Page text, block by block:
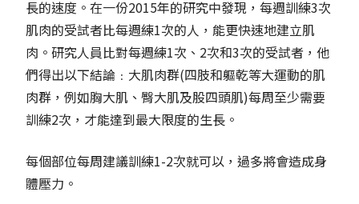
長的速度。在一份2015年的研究中發現，每週訓練3次
肌肉的受試者比每週練1次的人，能更快速地建立肌
肉。研究人員比對每週練1次、2次和3次的受試者，他
們得出以下結論﹕大肌肉群(四肢和軀乾等大運動的肌
肉群，例如胸大肌、臀大肌及股四頭肌)每周至少需要
訓練2次，才能達到最大限度的生長。
每個部位每周建議訓練1-2次就可以，過多將會造成身
體壓力。